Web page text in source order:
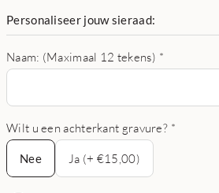
Personaliseer jouw sieraad:
Naam: (Maximaal 12 tekens) *
Wilt u een achterkant gravure? *
Nee
Nee
Ja (+ €15,00)